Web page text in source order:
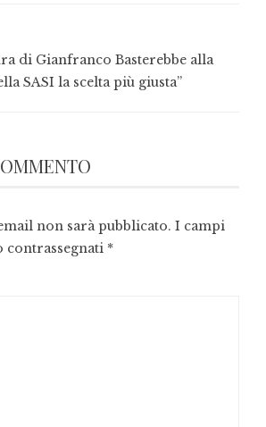
di Gianfranco Basterebbe alla
SASI la scelta più giusta”
non sarà pubblicato. I campi
contrassegnati *